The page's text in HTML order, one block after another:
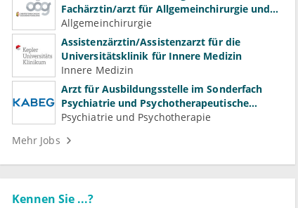
Fachärztin/arzt für Allgemeinchirurgie und
Gefäßchirurgie
Allgemeinchirurgie
Assistenzärztin/Assistenzarzt für die
Universitätsklinik für Innere Medizin
Innere Medizin
Arzt für Ausbildungsstelle im Sonderfach
Psychiatrie und Psychotherapeutische
Medizin (m/w/d)
Psychiatrie und Psychotherapie
Mehr Jobs
Kennen Sie ...?